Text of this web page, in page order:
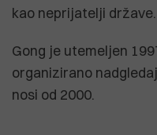
kao neprijatelji države.
Gong je utemeljen
organizirano
nosi od 2000.